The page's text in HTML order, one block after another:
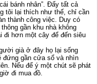
bánh nhân”. Đấy tất cả
tôi lại thích như thế, chỉ cần
thành công việc. Duy có
gần khu nhà không
đi hơn một cây để đến siêu
già ở đây họ lại sống
đứng gần cửa sổ và nhìn
Nếu để ý một chút sẽ phát
đi mua đồ.